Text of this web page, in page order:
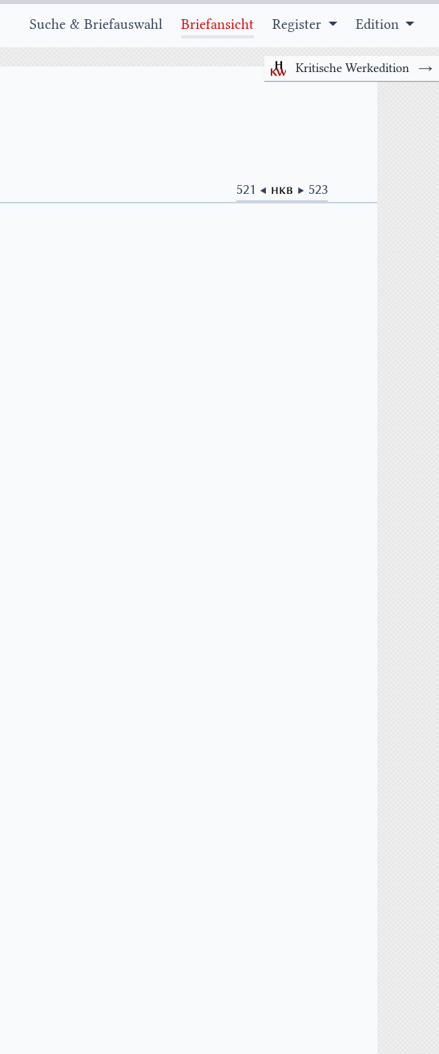
Suche & Briefauswahl Briefansicht Register Edition
Kritische Werkedition →
521 ◀ HKB ▶ 523